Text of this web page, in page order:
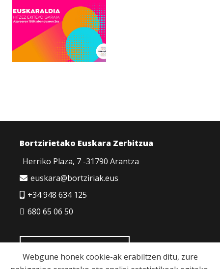
Bortzirietako Euskara Zerbitzua
Herriko Plaza, 7 -31790 Arantza
euskara@bortziriak.eus
+34 948 634 125
680 65 06 50
Webgune honek cookie-ak erabiltzen ditu, zure